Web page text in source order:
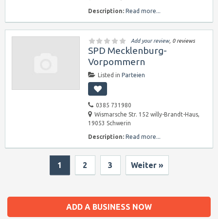
Description: Read more...
Add your review, 0 reviews
SPD Mecklenburg-
Vorpommern
Listed in Parteien
0385 731980
Wismarsche Str. 152 willy-Brandt-Haus,
19053 Schwerin
Description: Read more...
1 2 3 Weiter »
ADD A BUSINESS NOW